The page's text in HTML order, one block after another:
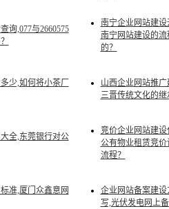
询,077与2660575
南宁企业网站建设
南宁网站建设的流
的？
少,如何将小茶厂
山西企业网站推广
三晋传统文化的继
全,东莞银行对公
竞价企业网站建设
公有物业租赁竞价
流程？
准,厦门众鑫意网
企业网站备案建设
写,光伏发电网上